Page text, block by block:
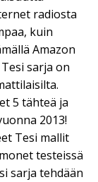
radiosta
kuin
Amazon
Tesi sarja on
5 tähteä ja
2013!
Tesi mallit
testeissä
sarja tehdään